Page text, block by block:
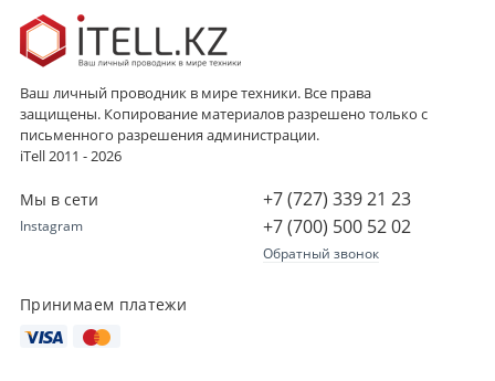
Ваш личный проводник в мире техники. Все права
защищены. Копирование материалов разрешено только с
письменного разрешения администрации.
iTell 2011 - 2026
+7 (727) 339 21 23
+7 (700) 500 52 02
Обратный звонок
Мы в сети
Instagram
Принимаем платежи